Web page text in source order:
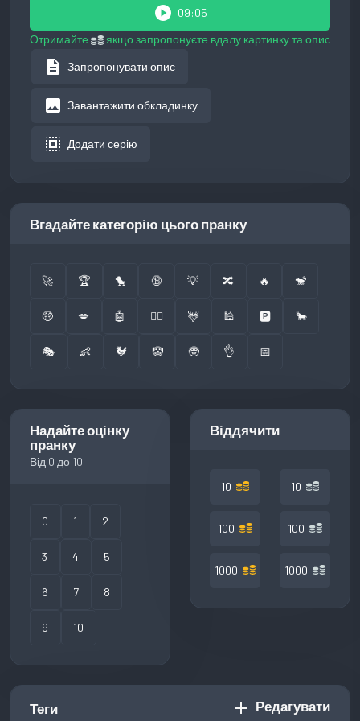
play_circle 09:05
Отримайте
якщо запропонуєте вдалу картинку та опис
description Запропонувати опис
image Завантажити обкладинку
select_all Додати серію
Вгадайте категорію цього пранку
🚀 🏆 🐤 🔞 💡 🔀 🔥 🐒
🤑 💋 🤖 👮‍♂️ 🦌 🕌 🅿️ 🐂
🎭 👶 🐓 🤡 🤓 👌 📅
Надайте оцінку
пранку
Від 0 до 10
0 1 2
3 4 5
6 7 8
9 10
Віддячити
10
100
1000
10
100
1000
Теги add Редагувати